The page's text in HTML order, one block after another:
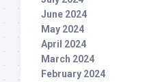
June 2024
May 2024
April 2024
March 2024
February 2024